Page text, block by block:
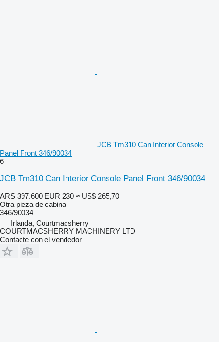
JCB Tm310 Can Interior Console
Panel Front 346/90034
6
JCB Tm310 Can Interior Console Panel Front 346/90034
ARS 397.600 EUR 230 ≈ US$ 265,70
Otra pieza de cabina
346/90034
Irlanda, Courtmacsherry
COURTMACSHERRY MACHINERY LTD
Contacte con el vendedor